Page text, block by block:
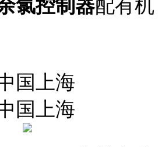
氯控制器配有机
国上海
国上海